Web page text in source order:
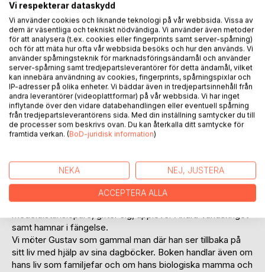
Lägg till i kom-ihåglista
Recensera titel
BESKRIVNING
en änglamakerska men överlever och växer upp i
fosterhem. Boken bygger på verkliga händelser, en
livsberättelse som till stor del utspelar sig i 20- och 30talets
Stockholm, där han har en viss framgång som
medeldistanslöpare, gifter sig, upplever Andra Världskriget
samt hamnar i fängelse.
Vi möter Gustav som gammal man där han ser tillbaka på
sitt liv med hjälp av sina dagböcker. Boken handlar även om
hans liv som familjefar och om hans biologiska mamma och
Vi respekterar dataskydd
Vi använder cookies och liknande teknologi på vår webbsida. Vissa av
dem är väsentliga och tekniskt nödvändiga. Vi använder även metoder
för att analysera (t.ex. cookies eller fingerprints samt server-spårning)
och för att mäta hur ofta vår webbsida besöks och hur den används. Vi
använder spårningsteknik för marknadsföringsändamål och använder
server-spårning samt tredjepartsleverantörer för detta ändamål, vilket
kan innebära användning av cookies, fingerprints, spårningspixlar och
IP-adresser på olika enheter. Vi bäddar även in tredjepartsinnehåll från
andra leverantörer (videoplattformar) på vår webbsida. Vi har inget
inflytande över den vidare databehandlingen eller eventuell spårning
från tredjepartsleverantörens sida. Med din inställning samtycker du till
de processer som beskrivs ovan. Du kan återkalla ditt samtycke för
framtida verkan. (BoD-juridisk information)
NEKA NEJ, JUSTERA
ACCEPTERA ALLA